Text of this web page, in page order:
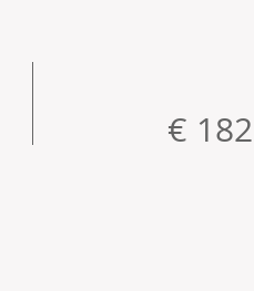
€ 182